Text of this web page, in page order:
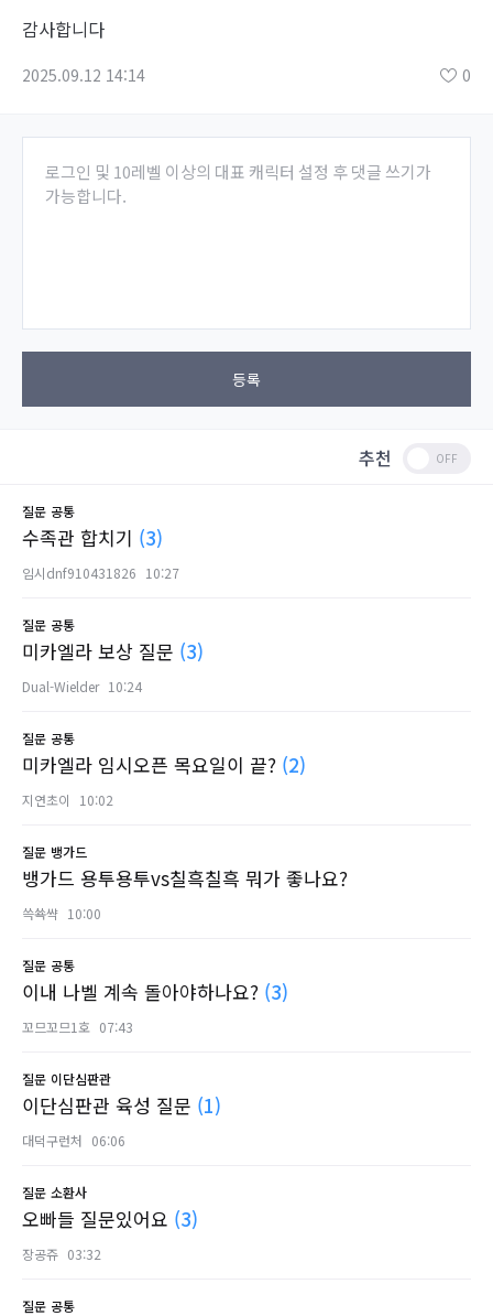
감사합니다
2025.09.12 14:14 0
로그인 및 10레벨 이상의 대표 캐릭터 설정 후 댓글 쓰기가
가능합니다.
등록
추천
질문 공통
수족관 합치기 (3)
임시dnf910431826 10:27
질문 공통
미카엘라 보상 질문 (3)
Dual-Wielder 10:24
질문 공통
미카엘라 임시오픈 목요일이 끝? (2)
지연초이 10:02
질문 뱅가드
뱅가드 용투용투vs칠흑칠흑 뭐가 좋나요?
쓱쑉쌱 10:00
질문 공통
이내 나벨 계속 돌아야하나요? (3)
꼬므꼬므1호 07:43
질문 이단심판관
이단심판관 육성 질문 (1)
대덕구런처 06:06
질문 소환사
오빠들 질문있어요 (3)
장공쥬 03:32
질문 공통